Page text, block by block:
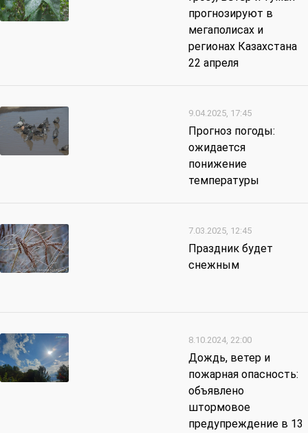
прогнозируют в
мегаполисах и
регионах Казахстана
22 апреля
9.04.2025, 17:45
Прогноз погоды:
ожидается
понижение
температуры
7.03.2025, 12:45
Праздник будет
снежным
8.10.2024, 22:00
Дождь, ветер и
пожарная опасность:
объявлено
штормовое
предупреждение в 13